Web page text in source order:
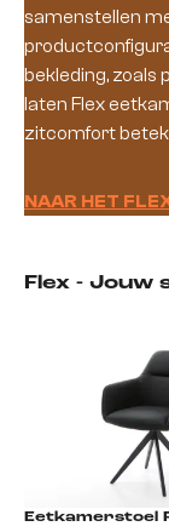
samenstellen
bekleding, zoals
laten Flex
zitcomfort
NAAR HET
Flex - Jouw